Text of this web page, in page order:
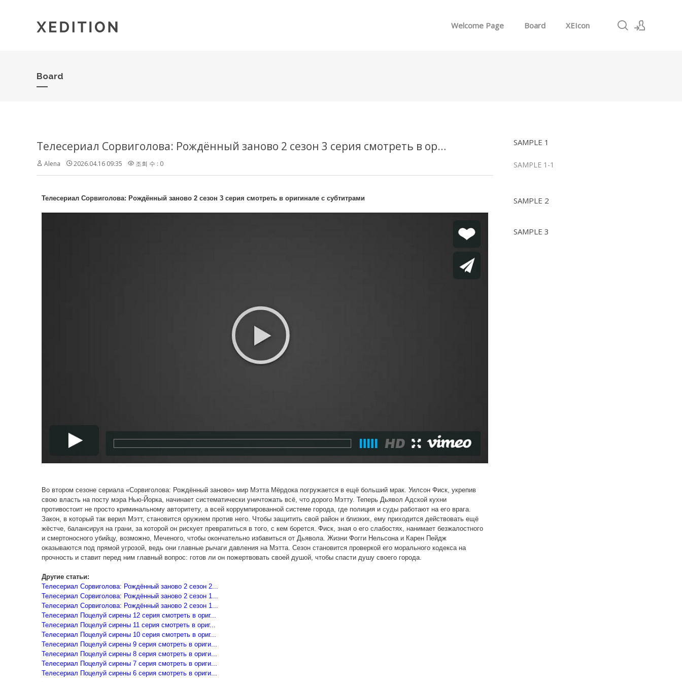
Welcome Page Board XEIcon
Board
SAMPLE 1
SAMPLE 1-1
SAMPLE 2
SAMPLE 3
Телесериал Сорвиголова: Рождённый заново 2 сезон 3 серия смотреть в оригинале с субтитрами
Alena 2026.04.16 09:35 조회 수 : 0
Телесериал Сорвиголова: Рождённый заново 2 сезон 3 серия смотреть в оригинале с субтитрами
Во втором сезоне сериала «Сорвиголова: Рождённый заново» мир Мэтта Мёрдока погружается в ещё больший мрак. Уилсон Фиск, укрепив
свою власть на посту мэра Нью-Йорка, начинает систематически уничтожать всё, что дорого Мэтту. Теперь Дьявол Адской кухни
противостоит не просто криминальному авторитету, а всей коррумпированной системе города, где полиция и суды работают на его врага.
Закон, в который так верил Мэтт, становится оружием против него. Чтобы защитить свой район и близких, ему приходится действовать ещё
жёстче, балансируя на грани, за которой он рискует превратиться в того, с кем борется. Фиск, зная о его слабостях, нанимает безжалостного
и смертоносного убийцу, возможно, Меченого, чтобы окончательно избавиться от Дьявола. Жизни Фогги Нельсона и Карен Пейдж
оказываются под прямой угрозой, ведь они главные рычаги давления на Мэтта. Сезон становится проверкой его морального кодекса на
прочность и ставит перед ним главный вопрос: готов ли он пожертвовать своей душой, чтобы спасти душу своего города.
Другие статьи:
Телесериал Сорвиголова: Рождённый заново 2 сезон 2...
Телесериал Сорвиголова: Рождённый заново 2 сезон 1...
Телесериал Сорвиголова: Рождённый заново 2 сезон 1...
Телесериал Поцелуй сирены 12 серия смотреть в ориг...
Телесериал Поцелуй сирены 11 серия смотреть в ориг...
Телесериал Поцелуй сирены 10 серия смотреть в ориг...
Телесериал Поцелуй сирены 9 серия смотреть в ориги...
Телесериал Поцелуй сирены 8 серия смотреть в ориги...
Телесериал Поцелуй сирены 7 серия смотреть в ориги...
Телесериал Поцелуй сирены 6 серия смотреть в ориги...